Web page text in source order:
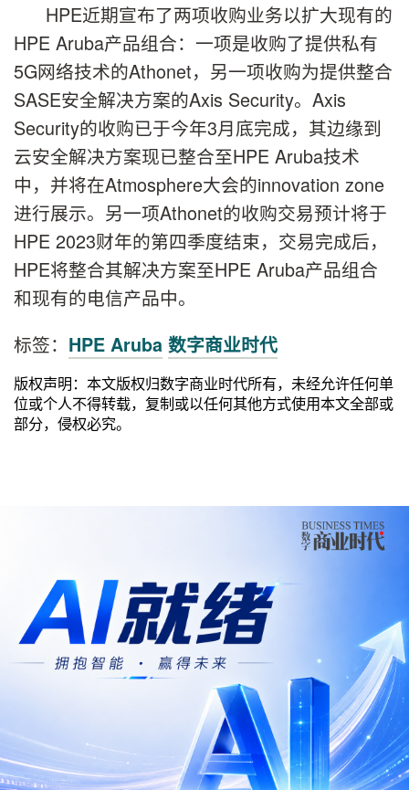
HPE近期宣布了两项收购业务以扩大现有的
HPE Aruba产品组合：一项是收购了提供私有
5G网络技术的Athonet，另一项收购为提供整合
SASE安全解决方案的Axis Security。Axis
Security的收购已于今年3月底完成，其边缘到
云安全解决方案现已整合至HPE Aruba技术
中，并将在Atmosphere大会的innovation zone
进行展示。另一项Athonet的收购交易预计将于
HPE 2023财年的第四季度结束，交易完成后，
HPE将整合其解决方案至HPE Aruba产品组合
和现有的电信产品中。
标签： HPE Aruba 数字商业时代
版权声明：本文版权归数字商业时代所有，未经允许任何单
位或个人不得转载，复制或以任何其他方式使用本文全部或
部分，侵权必究。